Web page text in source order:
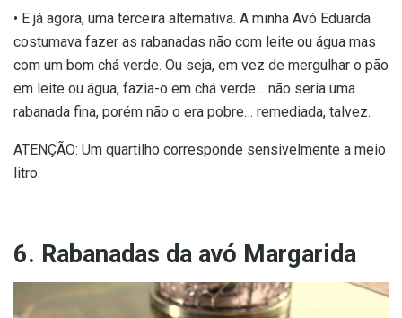
• E já agora, uma terceira alternativa. A minha Avó Eduarda
costumava fazer as rabanadas não com leite ou água mas
com um bom chá verde. Ou seja, em vez de mergulhar o pão
em leite ou água, fazia-o em chá verde… não seria uma
rabanada fina, porém não o era pobre… remediada, talvez.
ATENÇÃO: Um quartilho corresponde sensivelmente a meio
litro.
6. Rabanadas da avó Margarida